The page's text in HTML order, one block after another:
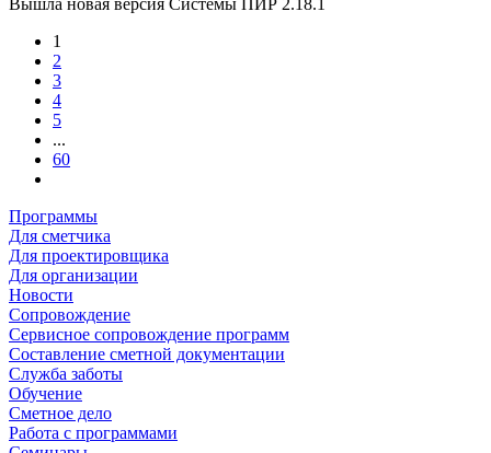
1
2
3
4
5
...
60
Программы
Для сметчика
Для проектировщика
Для организации
Новости
Сопровождение
Сервисное сопровождение программ
Составление сметной документации
Служба заботы
Обучение
Сметное дело
Работа с программами